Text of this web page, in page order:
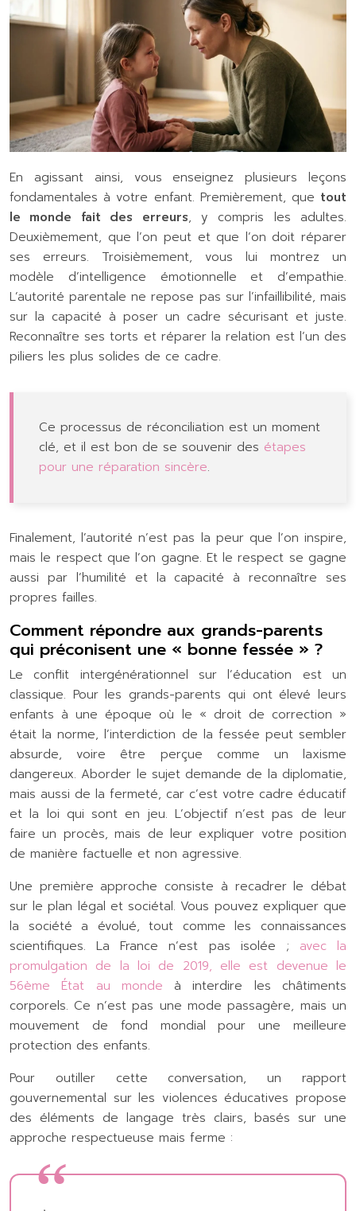
En agissant ainsi, vous enseignez plusieurs leçons
fondamentales à votre enfant. Premièrement, que tout
le monde fait des erreurs, y compris les adultes.
Deuxièmement, que l’on peut et que l’on doit réparer
ses erreurs. Troisièmement, vous lui montrez un
modèle d’intelligence émotionnelle et d’empathie.
L’autorité parentale ne repose pas sur l’infaillibilité, mais
sur la capacité à poser un cadre sécurisant et juste.
Reconnaître ses torts et réparer la relation est l’un des
piliers les plus solides de ce cadre.
Ce processus de réconciliation est un moment
clé, et il est bon de se souvenir des étapes
pour une réparation sincère.
Finalement, l’autorité n’est pas la peur que l’on inspire,
mais le respect que l’on gagne. Et le respect se gagne
aussi par l’humilité et la capacité à reconnaître ses
propres failles.
Comment répondre aux grands-parents
qui préconisent une « bonne fessée » ?
Le conflit intergénérationnel sur l’éducation est un
classique. Pour les grands-parents qui ont élevé leurs
enfants à une époque où le « droit de correction »
était la norme, l’interdiction de la fessée peut sembler
absurde, voire être perçue comme un laxisme
dangereux. Aborder le sujet demande de la diplomatie,
mais aussi de la fermeté, car c’est votre cadre éducatif
et la loi qui sont en jeu. L’objectif n’est pas de leur
faire un procès, mais de leur expliquer votre position
de manière factuelle et non agressive.
Une première approche consiste à recadrer le débat
sur le plan légal et sociétal. Vous pouvez expliquer que
la société a évolué, tout comme les connaissances
scientifiques. La France n’est pas isolée ; avec la
promulgation de la loi de 2019, elle est devenue le
56ème État au monde à interdire les châtiments
corporels. Ce n’est pas une mode passagère, mais un
mouvement de fond mondial pour une meilleure
protection des enfants.
Pour outiller cette conversation, un rapport
gouvernemental sur les violences éducatives propose
des éléments de langage très clairs, basés sur une
approche respectueuse mais ferme :